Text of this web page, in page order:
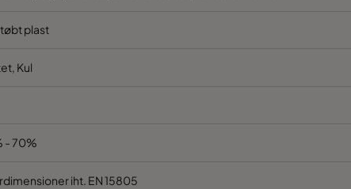
plast
Kul
- 70%
iht. EN 15805